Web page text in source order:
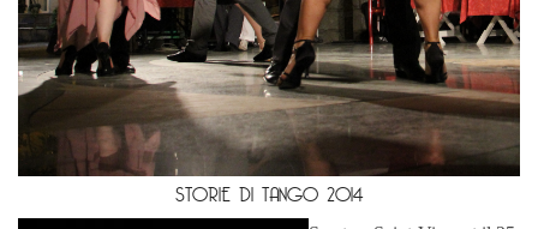
STORIE DI TANGO 2014